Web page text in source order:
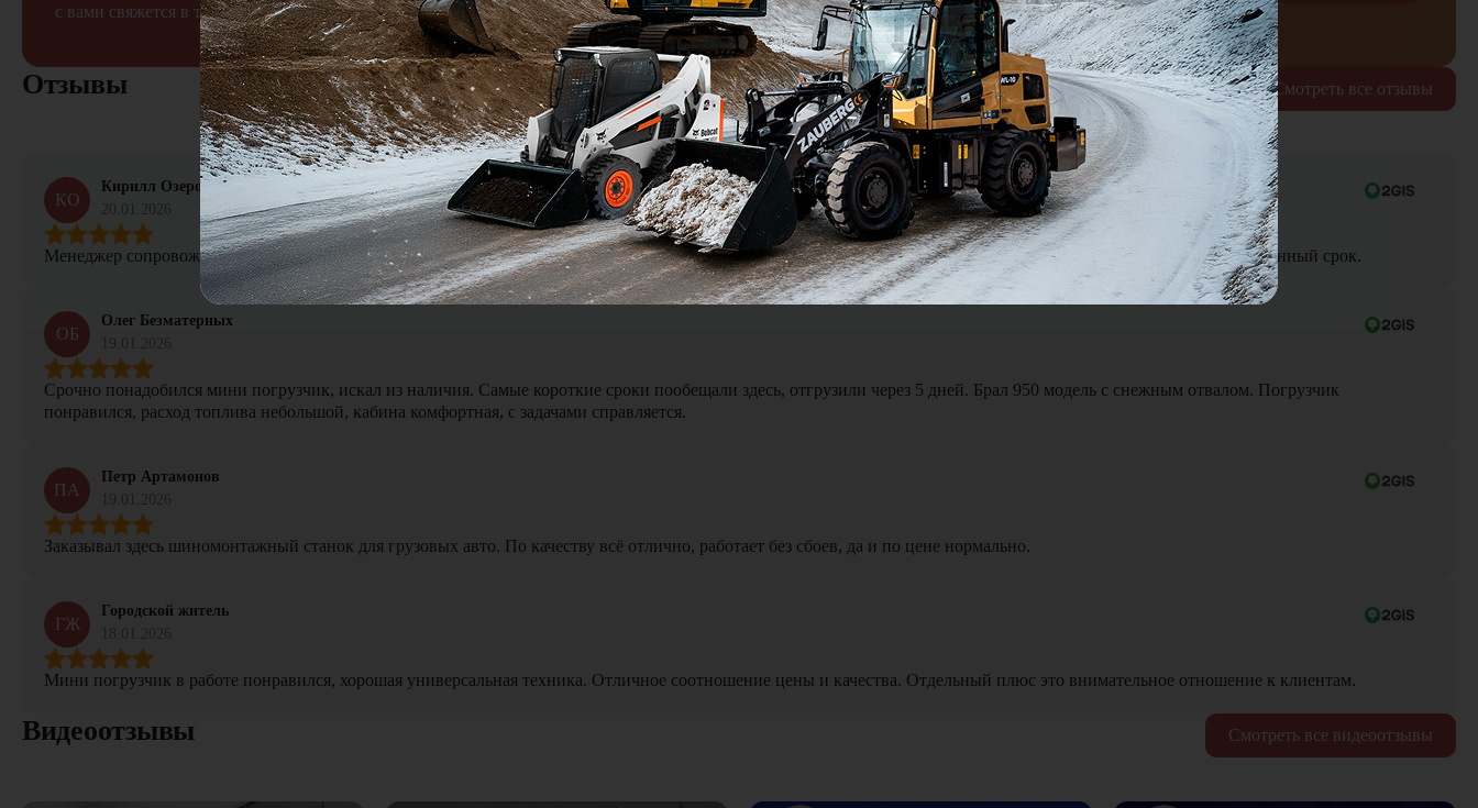
с вами свяжется в течение 15 минут
Я подтверждаю согласие на обработкуперсональных данных
Смотреть все отзывы
Отзывы
КО
Кирилл Озеров
Менеджер сопровождал сделку от начала и до конца, не терялся и был на связи можно сказать 24 на 7. Доставка экскаватора до объекта была выполнена в оговоренный срок.
ОБ
Олег Безматерных
Срочно понадобился мини погрузчик, искал из наличия. Самые короткие сроки пообещали здесь, отгрузили через 5 дней. Брал 950 модель с снежным отвалом. Погрузчик
понравился, расход топлива небольшой, кабина комфортная, с задачами справляется.
ПА
Петр Артамонов
Заказывал здесь шиномонтажный станок для грузовых авто. По качеству всё отлично, работает без сбоев, да и по цене нормально.
ГЖ
Городской житель
Мини погрузчик в работе понравился, хорошая универсальная техника. Отличное соотношение цены и качества. Отдельный плюс это внимательное отношение к клиентам.
Смотреть все видеоотзывы
Видеоотзывы